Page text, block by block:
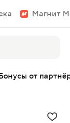
Магнит
от